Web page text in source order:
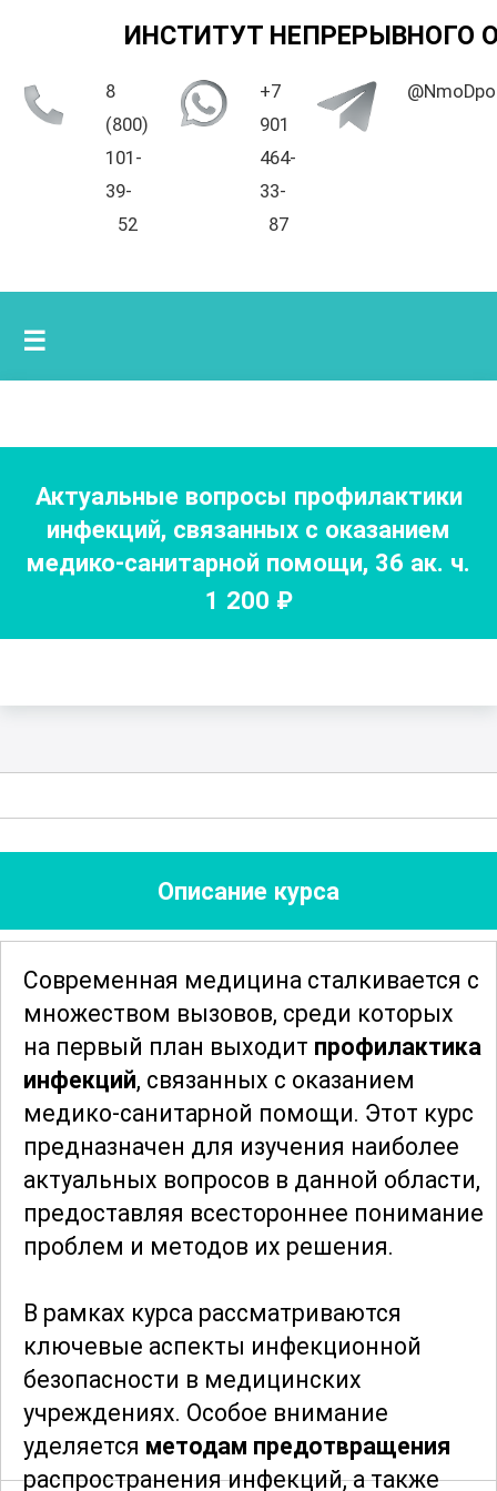
ИНСТИТУТ НЕПРЕРЫВНОГО
8
(800)
101-
39-
52
+7
901
464-
33-
87
☰
Актуальные вопросы профилактики
инфекций, связанных с оказанием
медико-санитарной помощи, 36 ак. ч.
1 200 ₽
Описание курса
Современная медицина сталкивается с
множеством вызовов, среди которых
на первый план выходит профилактика
инфекций, связанных с оказанием
медико-санитарной помощи. Этот курс
предназначен для изучения наиболее
актуальных вопросов в данной области,
предоставляя всестороннее понимание
проблем и методов их решения.
В рамках курса рассматриваются
ключевые аспекты инфекционной
безопасности в медицинских
учреждениях. Особое внимание
уделяется методам предотвращения
распространения инфекций, а также